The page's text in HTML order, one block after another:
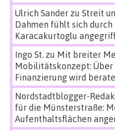
Ulrich Sanderzu Streit
Dahmen fühlt sich durch
Karacakurtoglu
Ingo St.zu Mit breiter
Mobilitätskonzept:
Finanzierung wird
Nordstadtblogger-
für die Münsterstraße:
Aufenthaltsflächen